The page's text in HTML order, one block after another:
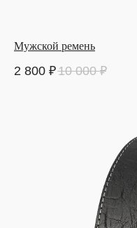
Мужской ремень
2 800 ₽10 000 ₽